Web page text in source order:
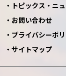
トピックス・ニ
お問い合わせ
プライバシーポ
サイトマップ